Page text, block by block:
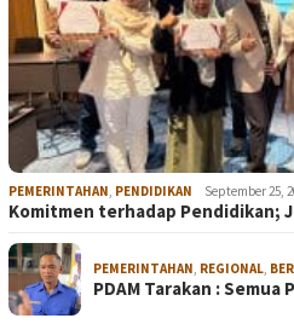
PEMERINTAHAN, PENDIDIKAN September 25,
Komitmen terhadap Pendidikan;
PEMERINTAHAN, REGIONAL,
PDAM Tarakan :